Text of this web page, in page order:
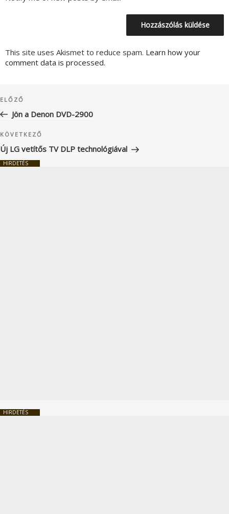
This site uses Akismet to reduce spam. Learn how your
comment data is processed.
navigáció
Korábbi
bejegyzés
ELŐZŐ
Jön a Denon DVD-2900
Következő
bejegyzés
KÖVETKEZŐ
Új LG vetítős TV DLP technológiával
HIRDETÉS
HIRDETÉS